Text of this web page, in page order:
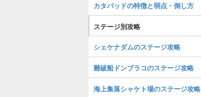
カタパッドの特徴と弱点・倒し方
ステージ別攻略
シェケナダムのステージ攻略
難破船ドンブラコのステージ攻略
海上集落シャケト場のステージ攻略